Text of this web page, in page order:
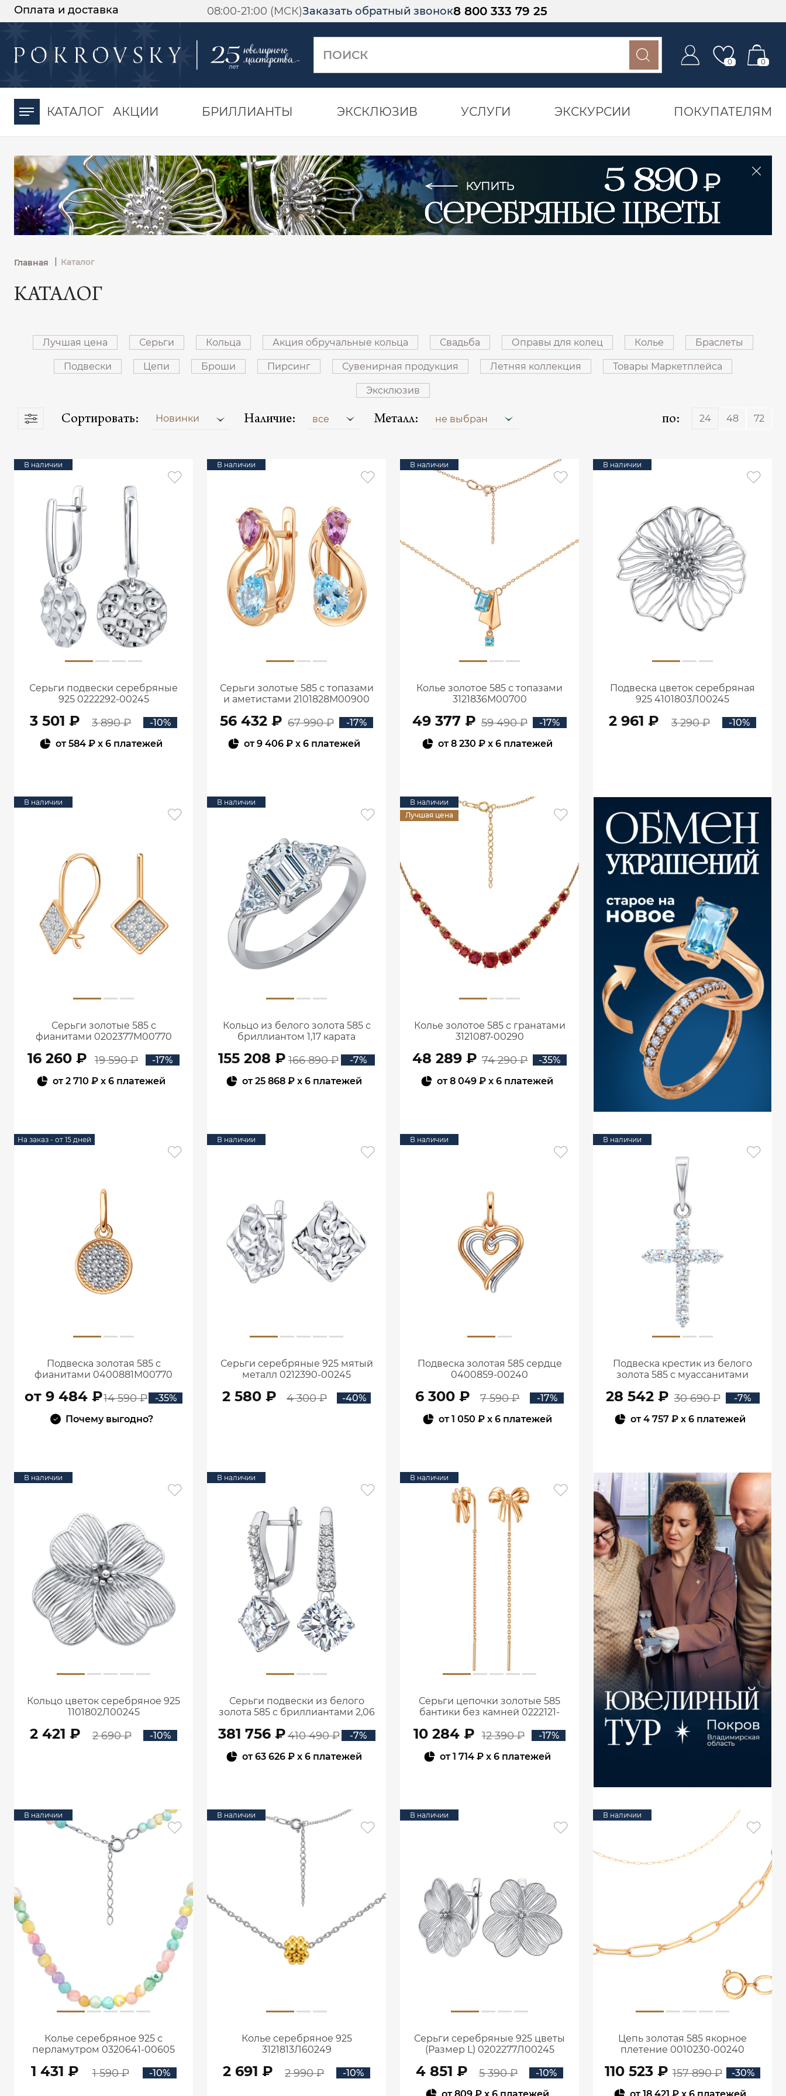
Оплата и доставка 08:00-21:00 (МСК)Заказать обратный звонок8 800 333 79 25
0 0
КАТАЛОГ АКЦИИ БРИЛЛИАНТЫ ЭКСКЛЮЗИВ УСЛУГИ ЭКСКУРСИИ ПОКУПАТЕЛЯМ
Главная Каталог
КАТАЛОГ
Лучшая цена Серьги Кольца Акция обручальные кольца Свадьба Оправы для колец Колье Браслеты
Подвески Цепи Броши Пирсинг Сувенирная продукция Летняя коллекция Товары Маркетплейса
Эксклюзив
Сортировать: Новинки Наличие: все Металл: не выбран по: 24 48 72
В наличии
Серьги подвески серебряные
925 0222292-00245
3 501 ₽ 3 890 ₽
-10%
от584 ₽ x 6 платежей
В наличии
Серьги золотые 585 с топазами
и аметистами 2101828М00900
56 432 ₽ 67 990 ₽
-17%
от9 406 ₽ x 6 платежей
В наличии
Колье золотое 585 с топазами
3121836М00700
49 377 ₽ 59 490 ₽
-17%
от8 230 ₽x 6 платежей
В наличии
Подвеска цветок серебряная
925 4101803Л00245
2 961 ₽ 3 290 ₽ -10%
В наличии
Серьги золотые 585 с
фианитами 0202377М00770
16 260 ₽ 19 590 ₽
-17%
от2 710 ₽ x 6 платежей
В наличии
Кольцо из белого золота 585 с
бриллиантом 1,17 карата
155 208 ₽ 166 890 ₽
-7%
от25 868 ₽ x 6 платежей
В наличии
Лучшая цена
Колье золотое 585 с гранатами
3121087-00290
48 289 ₽ 74 290 ₽
-35%
от8 049 ₽ x 6 платежей
На заказ - от 15 дней
Подвеска золотая 585 с
фианитами 0400881М00770
от 9 484 ₽14 590 ₽
-35%
Почему выгодно?
В наличии
Серьги серебряные 925 мятый
металл 0212390-00245
2 580 ₽ 4 300 ₽ -40%
В наличии
Подвеска золотая 585 сердце
0400859-00240
6 300 ₽ 7 590 ₽
-17%
от1 050 ₽x 6 платежей
В наличии
Подвеска крестик из белого
золота 585 с муассанитами
28 542 ₽ 30 690 ₽
-7%
от4 757 ₽ x 6 платежей
В наличии
Кольцо цветок серебряное 925
1101802Л00245
2 421 ₽ 2 690 ₽ -10%
В наличии
Серьги подвески из белого
золота 585 с бриллиантами 2,06
381 756 ₽410 490 ₽
-7%
от63 626 ₽ x 6 платежей
В наличии
Серьги цепочки золотые 585
бантики без камней 0222121-
10 284 ₽ 12 390 ₽
-17%
от1 714 ₽x 6 платежей
В наличии
Колье серебряное 925 с
перламутром 0320641-00605
1 431 ₽ 1 590 ₽ -10%
В наличии
Колье серебряное 925
3121813Л60249
2 691 ₽ 2 990 ₽ -10%
В наличии
Серьги серебряные 925 цветы
(Размер L) 0202277Л00245
4 851 ₽ 5 390 ₽
-10%
В наличии
Цепь золотая 585 якорное
плетение 0010230-00240
110 523 ₽ 157 890 ₽
-30%
-30%
момента оплаты